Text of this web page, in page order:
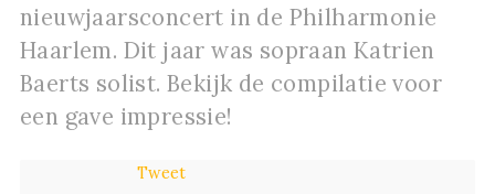
nieuwjaarsconcert in de Philharmonie
Haarlem. Dit jaar was sopraan Katrien
Baerts solist. Bekijk de compilatie voor
een gave impressie!
Tweet